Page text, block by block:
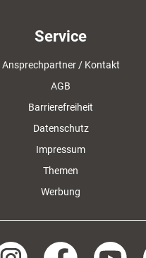
Service
Ansprechpartner / Kontakt
AGB
Barrierefreiheit
Datenschutz
Impressum
Themen
Werbung